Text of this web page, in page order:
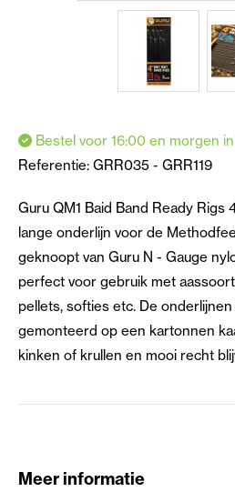
Bestel voor 16:00 en morgen
Referentie: GRR035 - GRR119
Guru QM1 Baid Band Ready Rigs
lange onderlijn voor de
geknoopt van Guru N - Gauge
perfect voor gebruik met
pellets, softies etc. De
gemonteerd op een kartonnen
kinken of krullen en mooi recht
Meer informatie